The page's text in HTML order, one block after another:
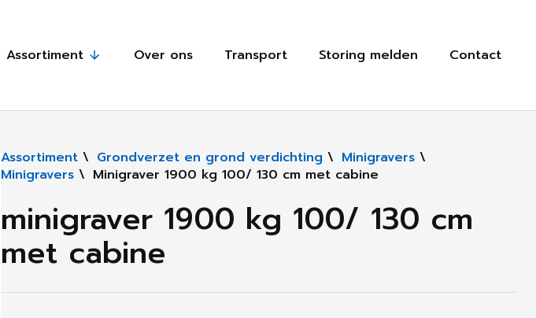
Assortiment Over ons Transport Storing melden Contact
Assortiment \ Grondverzet en grond verdichting \ Minigravers \
Minigravers \ Minigraver 1900 kg 100/ 130 cm met cabine
minigraver 1900 kg 100/ 130 cm
met cabine